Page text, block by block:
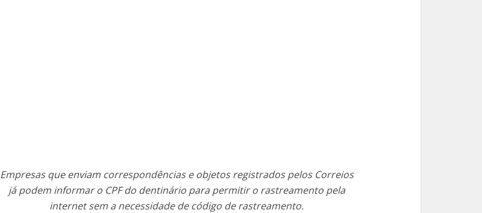
Empresas que enviam correspondências e objetos registrados pelos Correios
já podem informar o CPF do dentinário para permitir o rastreamento pela
internet sem a necessidade de código de rastreamento.